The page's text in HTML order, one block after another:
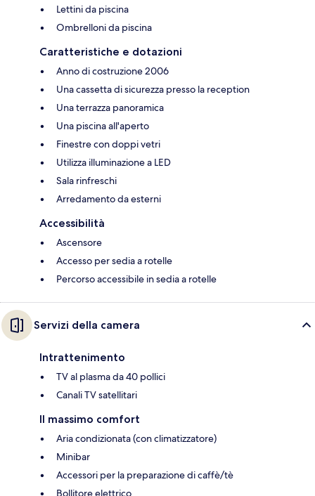
Lettini da piscina
Ombrelloni da piscina
Caratteristiche e dotazioni
Anno di costruzione 2006
Una cassetta di sicurezza presso la reception
Una terrazza panoramica
Una piscina all'aperto
Finestre con doppi vetri
Utilizza illuminazione a LED
Sala rinfreschi
Arredamento da esterni
Accessibilità
Ascensore
Accesso per sedia a rotelle
Percorso accessibile in sedia a rotelle
Servizi della camera
Intrattenimento
TV al plasma da 40 pollici
Canali TV satellitari
Il massimo comfort
Aria condizionata (con climatizzatore)
Minibar
Accessori per la preparazione di caffè/tè
Bollitore elettrico